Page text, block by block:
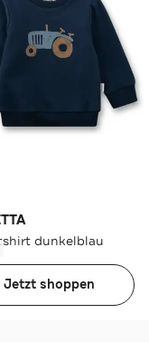
dunkelblau
Jetzt shoppen